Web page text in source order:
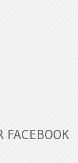
FACEBOOK